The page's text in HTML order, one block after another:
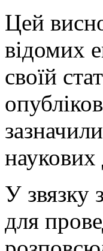
Цей
відомих
своїй
У
для